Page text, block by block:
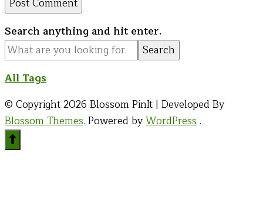
Looking
for
Something?
Search anything and hit enter.
All Tags
© Copyright 2026 Blossom PinIt | Developed By
Blossom Themes. Powered byWordPress.